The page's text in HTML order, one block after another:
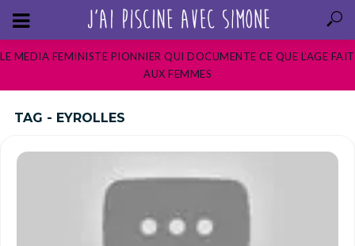
LE MEDIA FEMINISTE PIONNIER QUI DOCUMENTE CE QUE L’AGE FAIT
AUX FEMMES
TAG - EYROLLES